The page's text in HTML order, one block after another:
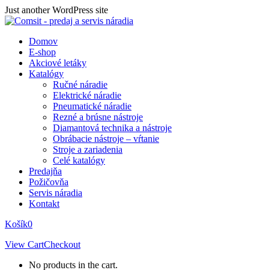
Skip
to
Just another WordPress site
Domov
E-shop
Akciové letáky
Katalógy
Ručné náradie
Elektrické náradie
Pneumatické náradie
Rezné a brúsne nástroje
Diamantová technika a nástroje
Obrábacie nástroje – vŕtanie
Stroje a zariadenia
Celé katalógy
Predajňa
Požičovňa
Servis náradia
Kontakt
Košík0
View CartCheckout
No products in the cart.